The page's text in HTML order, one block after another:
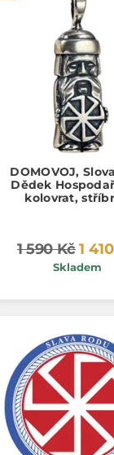
DOMOVOJ,
Dědek
kolovrat,
1 590 Kč1
Skladem